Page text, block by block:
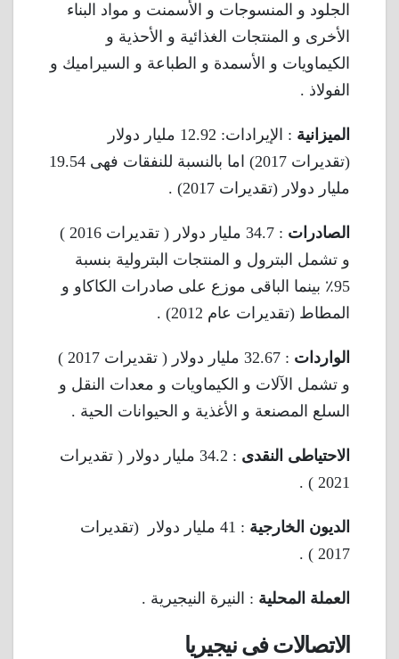
الجلود و المنسوجات و الأسمنت و مواد البناء
الأخرى و المنتجات الغذائية و الأحذية و
الكيماويات و الأسمدة و الطباعة و السيراميك و
الفولاذ .
الميزانية
: الإيرادات: 12.92 مليار دولار
(تقديرات 2017) اما بالنسبة للنفقات فهى 19.54
مليار دولار (تقديرات 2017) .
الصادرات
: 34.7 مليار دولار ( تقديرات 2016 )
و تشمل البترول و المنتجات البترولية بنسبة
95٪ بينما الباقى موزع على صادرات الكاكاو و
المطاط (تقديرات عام 2012) .
الواردات
: 32.67 مليار دولار ( تقديرات 2017 )
و تشمل الآلات و الكيماويات و معدات النقل و
السلع المصنعة و الأغذية و الحيوانات الحية .
الاحتياطى النقدى
: 34.2 مليار دولار ( تقديرات
2021 ) .
الديون الخارجية
: 41 مليار دولار (تقديرات
2017 ) .
العملة المحلية : النيرة النيجيرية .
الاتصالات فى نيجيريا